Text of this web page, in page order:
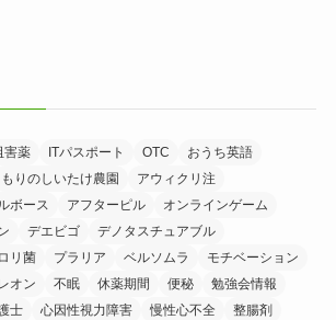
害薬 ITパスポート OTC
おうち英語
もりのしいたけ農園
アウィクリ注
ボース アフターピル
オンラインゲーム
デエビゴ
デノタスチュアブル
リ菌 プラリア ベルソムラ
モチベーション
オン 不眠 休薬期間 便秘
勉強会情報
士 心因性視力障害 慢性心不全
整腸剤